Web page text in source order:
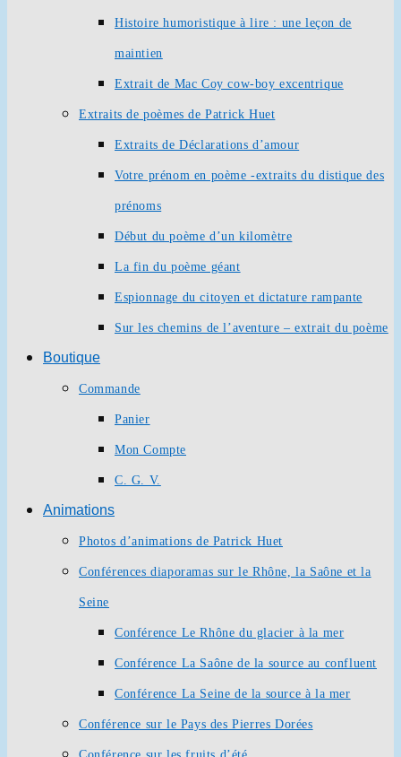
Histoire humoristique à lire : une leçon de
maintien
Extrait de Mac Coy cow-boy excentrique
Extraits de poèmes de Patrick Huet
Extraits de Déclarations d’amour
Votre prénom en poème -extraits du distique des
prénoms
Début du poème d’un kilomètre
La fin du poème géant
Espionnage du citoyen et dictature rampante
Sur les chemins de l’aventure – extrait du poème
Boutique
Commande
Panier
Mon Compte
C. G. V.
Animations
Photos d’animations de Patrick Huet
Conférences diaporamas sur le Rhône, la Saône et la
Seine
Conférence Le Rhône du glacier à la mer
Conférence La Saône de la source au confluent
Conférence La Seine de la source à la mer
Conférence sur le Pays des Pierres Dorées